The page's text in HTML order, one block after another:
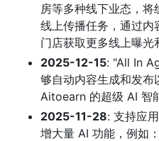
房等多种线下业态，
线上传播任务，通过内
门店获取更多线上曝光
2025-12-15: "All In
够自动内容生成和发布
Aitoearn 的超级 AI 智
2025-11-28: 支持应
增大量 AI 功能，例如